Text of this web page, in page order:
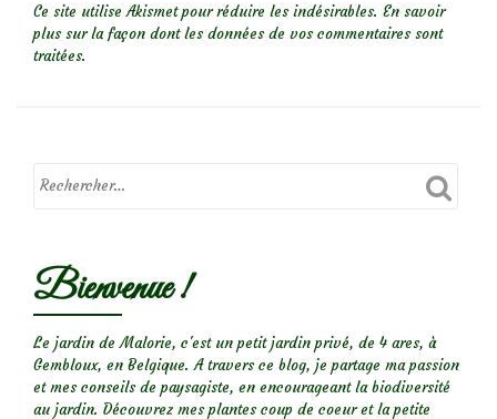
Ce site utilise Akismet pour réduire les indésirables. En savoir
plus sur la façon dont les données de vos commentaires sont
traitées.
Bienvenue !
Le jardin de Malorie, c'est un petit jardin privé, de 4 ares, à
Gembloux, en Belgique. A travers ce blog, je partage ma passion
et mes conseils de paysagiste, en encourageant la biodiversité
au jardin. Découvrez mes plantes coup de coeur et la petite